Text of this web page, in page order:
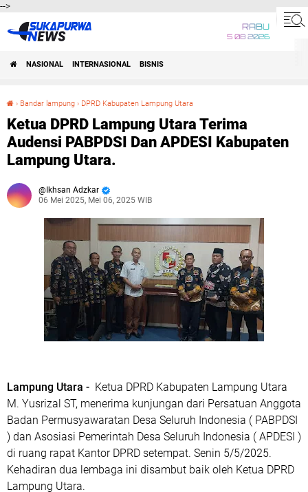
-->
RABU
5 08 2026
NASIONAL INTERNASIONAL BISNIS
› Bandar lampung › DPRD Kabupaten Lampung Utara
Ketua DPRD Lampung Utara Terima
Audensi PABPDSI Dan APDESI Kabupaten
Lampung Utara.
Ikhsan Adzkar
06 Mei 2025, Mei 06, 2025 WIB
Lampung Utara - Ketua DPRD Kabupaten Lampung Utara
M. Yusrizal ST, menerima kunjungan dari Persatuan Anggota
Badan Permusyawaratan Desa Seluruh Indonesia ( PABPDSI
) dan Asosiasi Pemerintah Desa Seluruh Indonesia ( APDESI )
di ruang rapat Kantor DPRD setempat. Senin 5/5/2025.
Kehadiran dua lembaga ini disambut baik oleh Ketua DPRD
Lampung Utara.